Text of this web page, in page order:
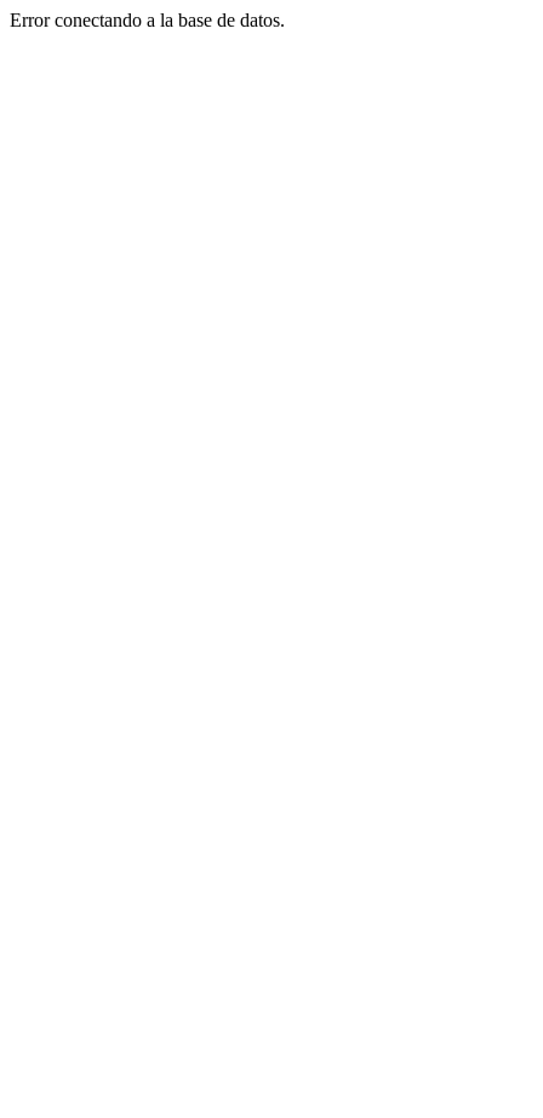
Error conectando a la base de datos.